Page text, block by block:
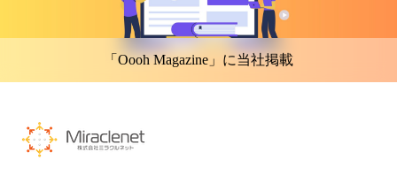
「Oooh Magazine」に当社掲載